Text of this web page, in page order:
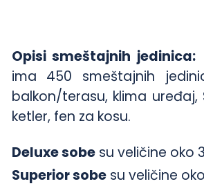
Opisi smeštajnih jedinica:
ima 450 smeštajnih
balkon/terasu, klima uređaj,
ketler, fen za kosu.
Deluxe sobesu veličine oko
Superior sobesu veličine